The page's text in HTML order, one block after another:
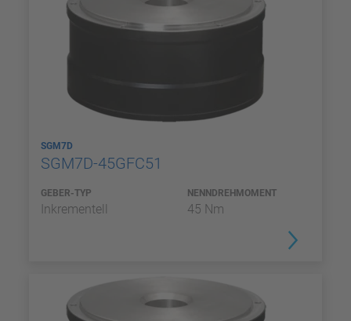
SGM7D
SGM7D-45GFC51
GEBER-TYP
Inkrementell
NENNDREHMOMENT
45 Nm